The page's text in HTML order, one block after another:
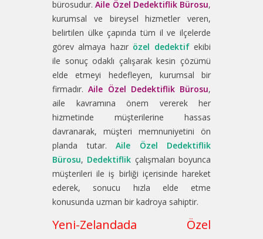
bürosudur.Aile Özel Dedektiflik Bürosu,
kurumsal ve bireysel hizmetler veren,
belirtilen ülke çapında tüm il ve ilçelerde
görev almaya hazır özel dedektifekibi
ile sonuç odaklı çalışarak kesin çözümü
elde etmeyi hedefleyen, kurumsal bir
firmadır.Aile Özel Dedektiflik Bürosu,
aile kavramına önem vererek her
hizmetinde müşterilerine hassas
davranarak, müşteri memnuniyetini ön
planda tutar. Aile Özel Dedektiflik
Bürosu, Dedektiflik çalışmaları boyunca
müşterileri ile iş birliği içerisinde hareket
ederek, sonucu hızla elde etme
konusunda uzman bir kadroya sahiptir.
Yeni-Zelandada Özel